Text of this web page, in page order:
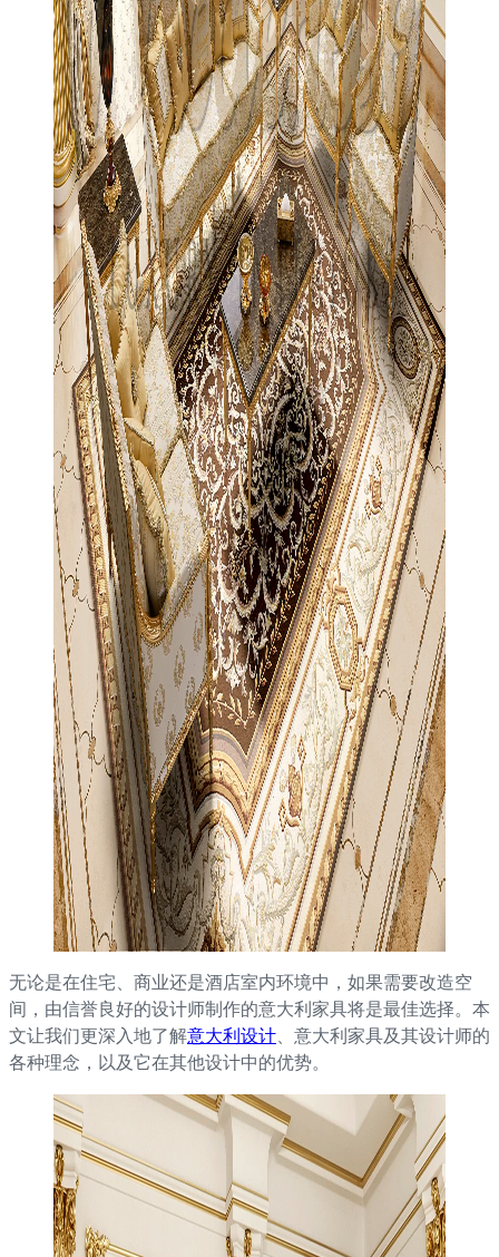
无论是在住宅、商业还是酒店室内环境中，如果需要改造空
间，由信誉良好的设计师制作的意大利家具将是最佳选择。本
文让我们更深入地了解意大利设计 、意大利家具及其设计师的
各种理念，以及它在其他设计中的优势。